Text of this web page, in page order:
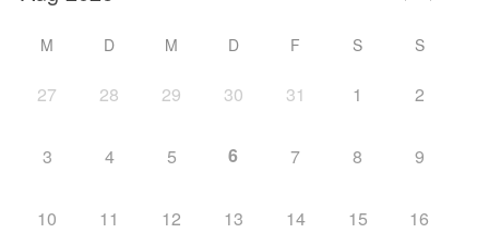
M D M D F S S
27 28 29 30 31 1 2
3 4 5 6 7 8 9
10 11 12 13 14 15 16